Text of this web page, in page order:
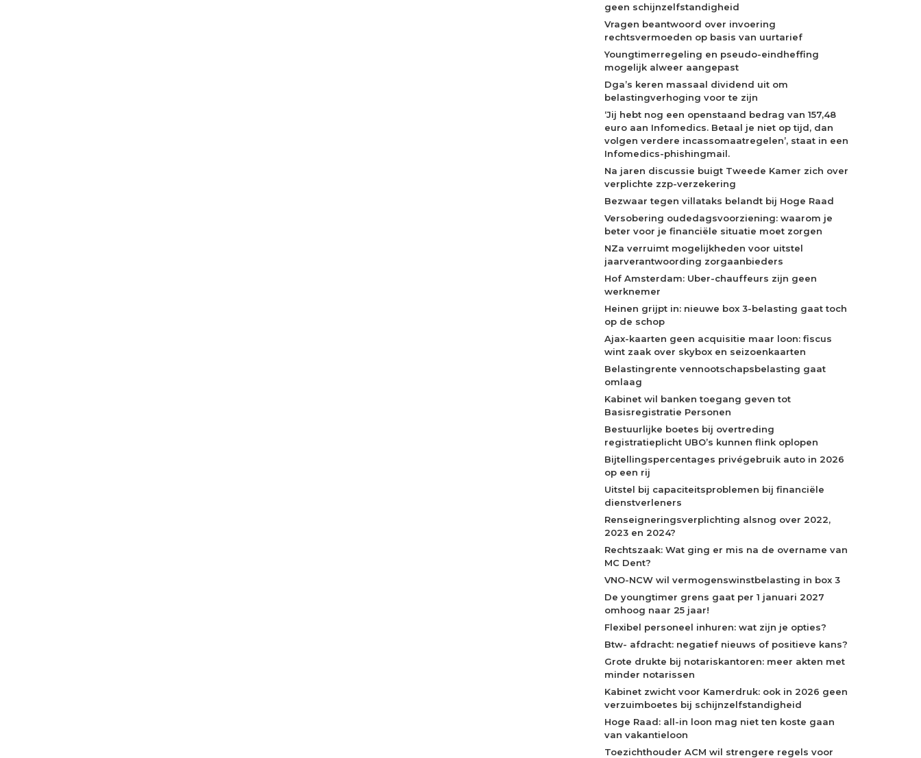
geen schijnzelfstandigheid
Vragen beantwoord over invoering
rechtsvermoeden op basis van uurtarief
Youngtimerregeling en pseudo-eindheffing
mogelijk alweer aangepast
Dga’s keren massaal dividend uit om
belastingverhoging voor te zijn
‘Jij hebt nog een openstaand bedrag van 157,48
euro aan Infomedics. Betaal je niet op tijd, dan
volgen verdere incassomaatregelen’, staat in een
Infomedics-phishingmail.
Na jaren discussie buigt Tweede Kamer zich over
verplichte zzp-verzekering
Bezwaar tegen villataks belandt bij Hoge Raad
Versobering oudedagsvoorziening: waarom je
beter voor je financiële situatie moet zorgen
NZa verruimt mogelijkheden voor uitstel
jaarverantwoording zorgaanbieders
Hof Amsterdam: Uber-chauffeurs zijn geen
werknemer
Heinen grijpt in: nieuwe box 3-belasting gaat toch
op de schop
Ajax-kaarten geen acquisitie maar loon: fiscus
wint zaak over skybox en seizoenkaarten
Belastingrente vennootschapsbelasting gaat
omlaag
Kabinet wil banken toegang geven tot
Basisregistratie Personen
Bestuurlijke boetes bij overtreding
registratieplicht UBO’s kunnen flink oplopen
Bijtellingspercentages privégebruik auto in 2026
op een rij
Uitstel bij capaciteitsproblemen bij financiële
dienstverleners
Renseigneringsverplichting alsnog over 2022,
2023 en 2024?
Rechtszaak: Wat ging er mis na de overname van
MC Dent?
VNO-NCW wil vermogenswinstbelasting in box 3
De youngtimer grens gaat per 1 januari 2027
omhoog naar 25 jaar!
Flexibel personeel inhuren: wat zijn je opties?
Btw- afdracht: negatief nieuws of positieve kans?
Grote drukte bij notariskantoren: meer akten met
minder notarissen
Kabinet zwicht voor Kamerdruk: ook in 2026 geen
verzuimboetes bij schijnzelfstandigheid
Hoge Raad: all-in loon mag niet ten koste gaan
van vakantieloon
Toezichthouder ACM wil strengere regels voor